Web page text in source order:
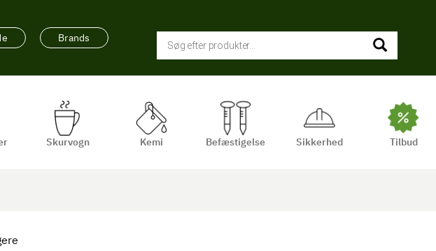
Skurvogn Kemi Befæstigelse Sikkerhed Tilbud
Brands